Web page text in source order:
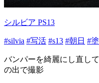
シルビア PS13
#silvia #写活 #s13 #朝日 #
バンパーを綺麗にし直し
の出で撮影